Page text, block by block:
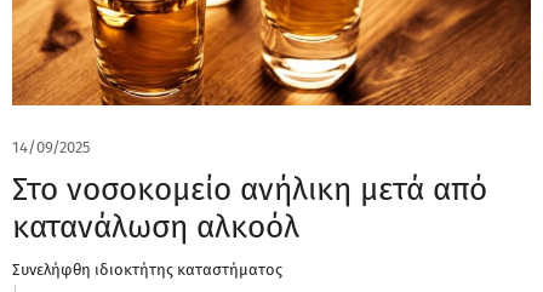
14/09/2025
Στο νοσοκομείο ανήλικη μετά από
κατανάλωση αλκοόλ
Συνελήφθη ιδιοκτήτης καταστήματος